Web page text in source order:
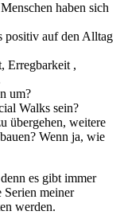
haben sich
positiv auf den Alltag
Erregbarkeit ,
um?
Walks sein?
übergehen, weitere
Wenn ja, wie
es gibt immer
meiner
werden.